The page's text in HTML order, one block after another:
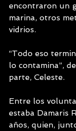
encontraron un
marina, otros
vidrios.
“Todo eso
lo contamina”,
parte, Celeste.
Entre los
estaba Damaris
años, quien,